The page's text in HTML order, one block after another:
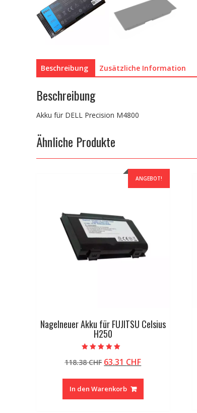
Beschreibung Zusätzliche Information
Beschreibung
Akku für DELL Precision M4800
Ähnliche Produkte
ANGEBOT!
Nagelneuer Akku für FUJITSU Celsius
H250
5.00
von 5
118.38CHF Ursprünglicher
war:
118.38 CHF
63.31 CHFAktueller
In den Warenkorb